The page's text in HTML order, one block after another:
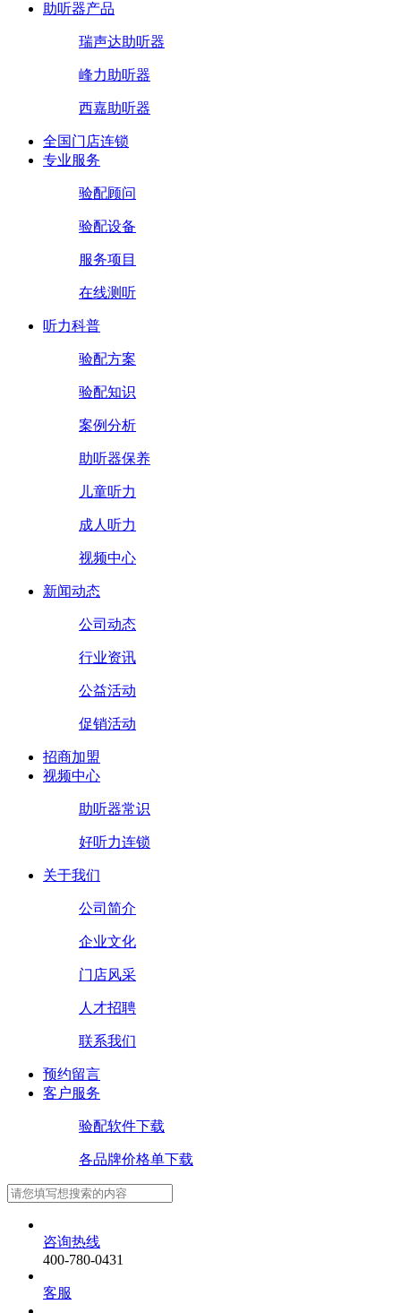
助听器产品
瑞声达助听器
峰力助听器
西嘉助听器
全国门店连锁
专业服务
验配顾问
验配设备
服务项目
在线测听
听力科普
验配方案
验配知识
案例分析
助听器保养
儿童听力
成人听力
视频中心
新闻动态
公司动态
行业资讯
公益活动
促销活动
招商加盟
视频中心
助听器常识
好听力连锁
关于我们
公司简介
企业文化
门店风采
人才招聘
联系我们
预约留言
客户服务
验配软件下载
各品牌价格单下载
咨询热线
400-780-0431
客服